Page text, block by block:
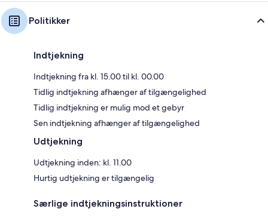
Politikker
Indtjekning
Indtjekning fra kl. 15.00 til kl. 00.00
Tidlig indtjekning afhænger af tilgængelighed
Tidlig indtjekning er mulig mod et gebyr
Sen indtjekning afhænger af tilgængelighed
Udtjekning
Udtjekning inden: kl. 11.00
Hurtig udtjekning er tilgængelig
Særlige indtjekningsinstruktioner